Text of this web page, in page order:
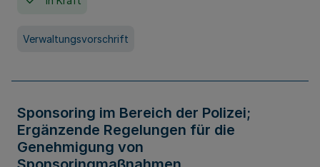
Verwaltungsvorschrift
Sponsoring im Bereich der Polizei;
Ergänzende Regelungen für die
Genehmigung von